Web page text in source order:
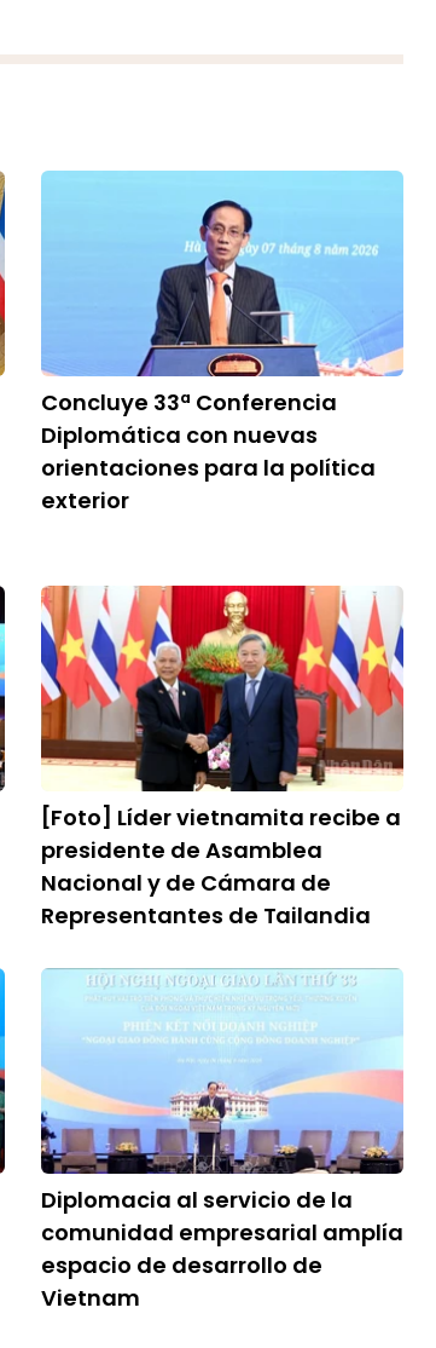
Concluye 33ª Conferencia
Diplomática con nuevas
orientaciones para la política
exterior
[Foto] Líder vietnamita recibe a
presidente de Asamblea
Nacional y de Cámara de
Representantes de Tailandia
Diplomacia al servicio de la
comunidad empresarial amplía
espacio de desarrollo de
Vietnam